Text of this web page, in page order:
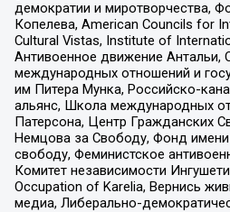
демократии и миротворчества,
Копелева, American Councils for
Cultural Vistas, Institute of
Антивоенное движение
международных отношений и
им Питера Мунка, Российско-
альянс, Школа международных
Патерсона, Центр Гражданских
Немцова за Свободу, Фонд
свободу, Феминистское
Комитет независимости
Occupation of Karelia, Вернись
медиа, Либерально-